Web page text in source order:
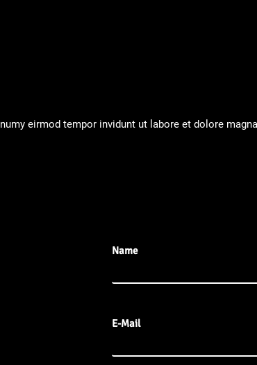
eirmod tempor invidunt ut labore et dolore
Name
E-Mail